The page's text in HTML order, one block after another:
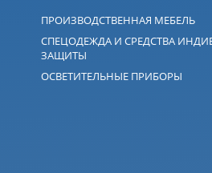
ПРОИЗВОДСТВЕННАЯ МЕБЕЛЬ
СПЕЦОДЕЖДА И СРЕДСТВА
ЗАЩИТЫ
ОСВЕТИТЕЛЬНЫЕ ПРИБОРЫ